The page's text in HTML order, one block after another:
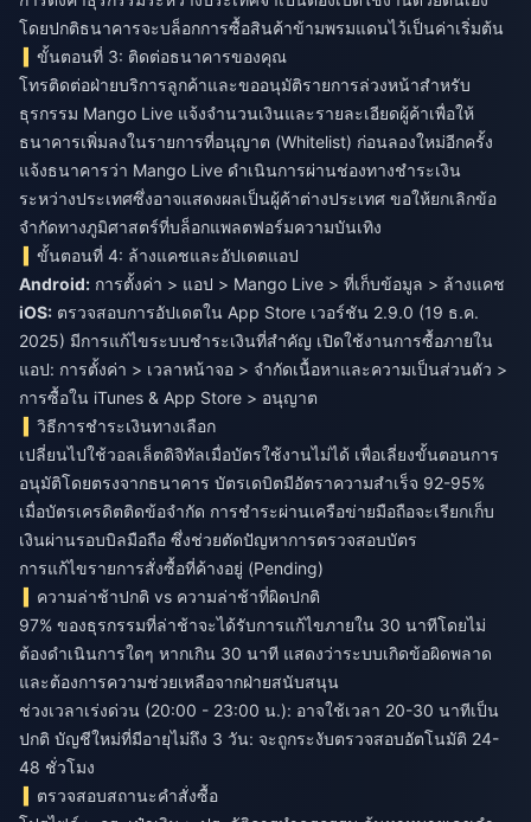
โดยปกติธนาคารจะบล็อกการซื้อสินค้าข้ามพรมแดนไว้เป็นค่าเริ่มต้น
ขั้นตอนที่ 3: ติดต่อธนาคารของคุณ
โทรติดต่อฝ่ายบริการลูกค้าและขออนุมัติรายการล่วงหน้าสำหรับ
ธุรกรรม Mango Live แจ้งจำนวนเงินและรายละเอียดผู้ค้าเพื่อให้
ธนาคารเพิ่มลงในรายการที่อนุญาต (Whitelist) ก่อนลองใหม่อีกครั้ง
แจ้งธนาคารว่า Mango Live ดำเนินการผ่านช่องทางชำระเงิน
ระหว่างประเทศซึ่งอาจแสดงผลเป็นผู้ค้าต่างประเทศ ขอให้ยกเลิกข้อ
จำกัดทางภูมิศาสตร์ที่บล็อกแพลตฟอร์มความบันเทิง
ขั้นตอนที่ 4: ล้างแคชและอัปเดตแอป
Android: การตั้งค่า > แอป > Mango Live > ที่เก็บข้อมูล > ล้างแคช
iOS: ตรวจสอบการอัปเดตใน App Store เวอร์ชัน 2.9.0 (19 ธ.ค.
2025) มีการแก้ไขระบบชำระเงินที่สำคัญ เปิดใช้งานการซื้อภายใน
แอป: การตั้งค่า > เวลาหน้าจอ > จำกัดเนื้อหาและความเป็นส่วนตัว >
การซื้อใน iTunes & App Store > อนุญาต
วิธีการชำระเงินทางเลือก
เปลี่ยนไปใช้วอลเล็ตดิจิทัลเมื่อบัตรใช้งานไม่ได้ เพื่อเลี่ยงขั้นตอนการ
อนุมัติโดยตรงจากธนาคาร บัตรเดบิตมีอัตราความสำเร็จ 92-95%
เมื่อบัตรเครดิตติดข้อจำกัด การชำระผ่านเครือข่ายมือถือจะเรียกเก็บ
เงินผ่านรอบบิลมือถือ ซึ่งช่วยตัดปัญหาการตรวจสอบบัตร
การแก้ไขรายการสั่งซื้อที่ค้างอยู่ (Pending)
ความล่าช้าปกติ vs ความล่าช้าที่ผิดปกติ
97% ของธุรกรรมที่ล่าช้าจะได้รับการแก้ไขภายใน 30 นาทีโดยไม่
ต้องดำเนินการใดๆ หากเกิน 30 นาที แสดงว่าระบบเกิดข้อผิดพลาด
และต้องการความช่วยเหลือจากฝ่ายสนับสนุน
ช่วงเวลาเร่งด่วน (20:00 - 23:00 น.): อาจใช้เวลา 20-30 นาทีเป็น
ปกติ บัญชีใหม่ที่มีอายุไม่ถึง 3 วัน: จะถูกระงับตรวจสอบอัตโนมัติ 24-
48 ชั่วโมง
ตรวจสอบสถานะคำสั่งซื้อ